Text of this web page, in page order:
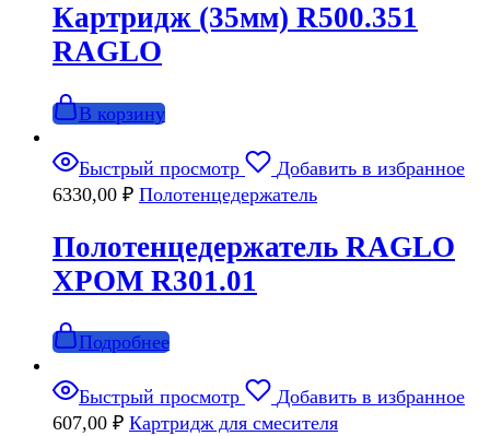
Картридж (35мм) R500.351
RAGLO
В корзину
Быстрый просмотр
Добавить в избранное
6330,00 ₽ Полотенцедержатель
Полотенцедержатель RAGLO
ХРОМ R301.01
Подробнее
Быстрый просмотр
Добавить в избранное
607,00 ₽ Картридж для смесителя